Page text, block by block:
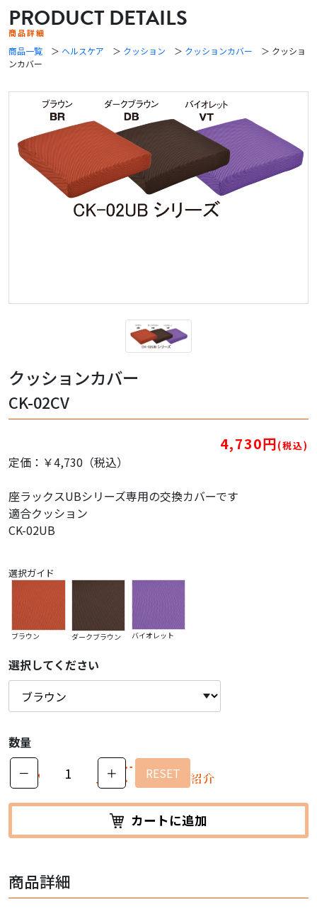
PRODUCT 商品紹介
PRODUCT DETAILS
商品詳細
商品一覧 ＞ ヘルスケア ＞ クッション ＞ クッションカバー ＞ クッショ
ンカバー
クッションカバー
CK-02CV
4,730円(税込)
定価：￥4,730（税込）
座ラックスUBシリーズ専用の交換カバーです
適合クッション
CK-02UB
選択ガイド
ブラウン ダークブラウン バイオレット
選択してください
数量
－
＋ RESET
カートに追加
商品詳細